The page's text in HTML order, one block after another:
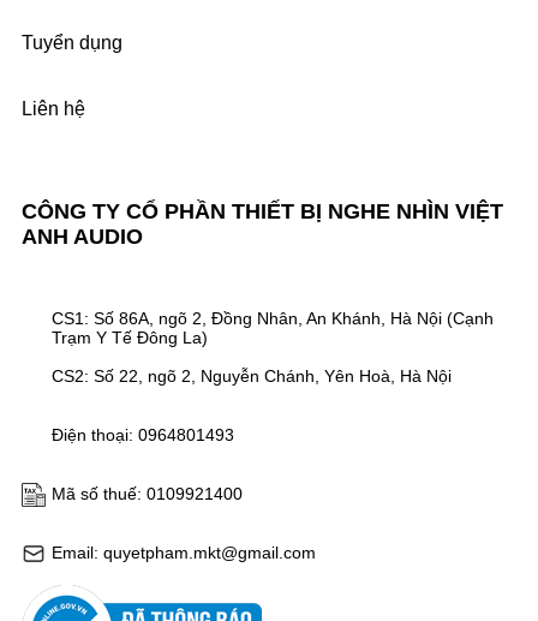
CÔNG TY CỔ PHẦN THIẾT BỊ NGHE NHÌN VIỆT
ANH AUDIO
Email: quyetpham.mkt@gmail.com
Mã số thuế: 0109921400
Điện thoại: 0964801493
CS1: Số 86A, ngõ 2, Đồng Nhân, An Khánh, Hà Nội (Cạnh
Trạm Y Tế Đông La)
CS2: Số 22, ngõ 2, Nguyễn Chánh, Yên Hoà, Hà Nội
Tuyển dụng
Liên hệ